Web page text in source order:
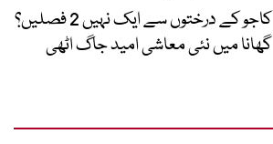
کاجو کے درختوں سے ایک نہیں 2 فصلیں؟
گھانا میں نئی معاشی امید جاگ اٹھی